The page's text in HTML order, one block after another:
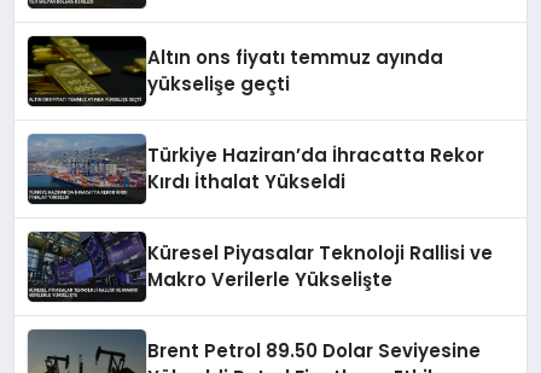
Altın ons fiyatı temmuz ayında
yükselişe geçti
Türkiye Haziran’da İhracatta Rekor
Kırdı İthalat Yükseldi
Küresel Piyasalar Teknoloji Rallisi ve
Makro Verilerle Yükselişte
Brent Petrol 89.50 Dolar Seviyesine